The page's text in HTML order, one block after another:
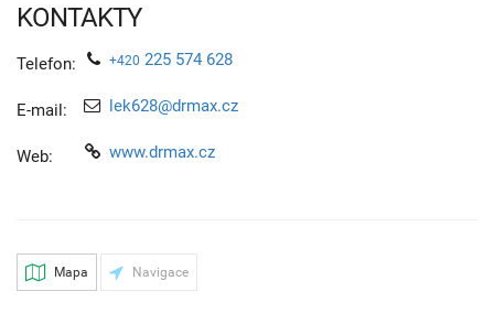
KONTAKTY
Telefon: +420 225 574 628
E-mail: lek628@drmax.cz
Web: www.drmax.cz
Mapa Navigace